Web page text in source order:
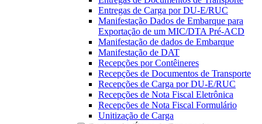
Entregas de Carga por DU-E/RUC
Manifestação Dados de Embarque para
Exportação de um MIC/DTA Pré-ACD
Manifestação de dados de Embarque
Manifestação de DAT
Recepções por Contêineres
Recepções de Documentos de Transporte
Recepções de Carga por DU-E/RUC
Recepções de Nota Fiscal Eletrônica
Recepções de Nota Fiscal Formulário
Unitização de Carga